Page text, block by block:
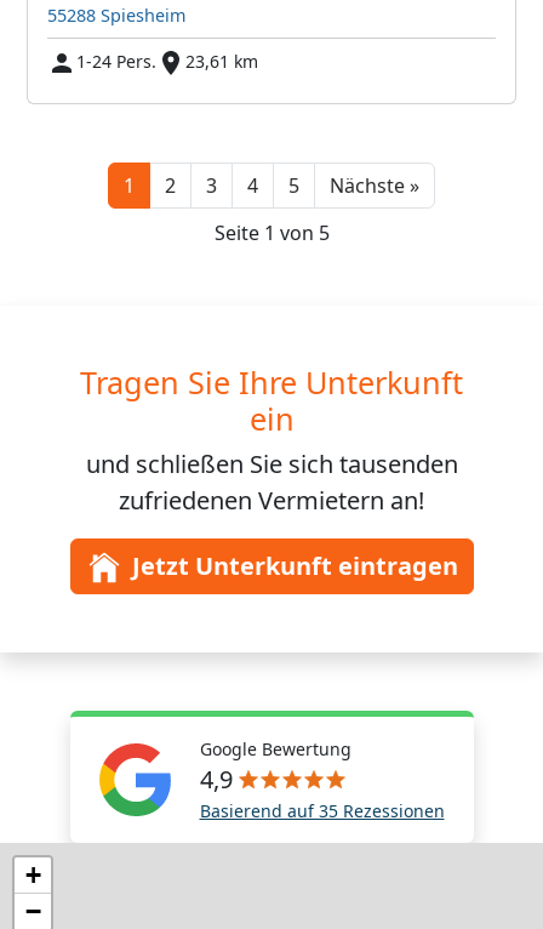
55288 Spiesheim
1-24 Pers.
23,61 km
1 2 3 4 5 Nächste »Next
Seite 1 von 5
Tragen Sie Ihre Unterkunft
ein
und schließen Sie sich tausenden
zufriedenen Vermietern an!
Jetzt Unterkunft eintragen
Google Bewertung
4,9
Basierend auf 35 Rezessionen
+
−